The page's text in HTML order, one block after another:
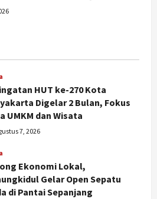
HUT ke-270 Kota
Digelar 2 Bulan, Fokus
UMKM dan Wisata
7, 2026
Ekonomi Lokal,
Gelar Open Sepatu
di Pantai Sepanjang